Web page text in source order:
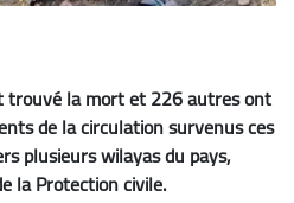
trouvé la mort et 226 autres ont
de la circulation survenus ces
plusieurs wilayas du pays,
la Protection civile.